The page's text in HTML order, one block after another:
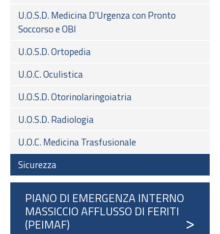
U.O.S.D. Medicina D'Urgenza con Pronto
Soccorso e OBI
U.O.S.D. Ortopedia
U.O.C. Oculistica
U.O.S.D. Otorinolaringoiatria
U.O.S.D. Radiologia
U.O.C. Medicina Trasfusionale
Sicurezza
PIANO DI EMERGENZA INTERNO
MASSICCIO AFFLUSSO DI FERITI
(PEIMAF)